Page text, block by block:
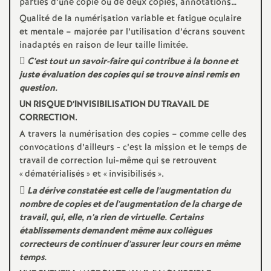
e
o
n
d
d
e
g
r
Qualité de la numérisation variable et fatigue oculaire
et mentale – majorée par l’utilisation d’écrans souvent
inadaptés en raison de leur taille limitée.
 C’est tout un savoir-faire qui contribue à la bonne et
juste évaluation des copies qui se trouve ainsi remis en
question.
UN RISQUE D’INVISIBILISATION DU TRAVAIL DE
CORRECTION.
A travers la numérisation des copies – comme celle des
convocations d’ailleurs - c’est la mission et le temps de
travail de correction lui-même qui se retrouvent
«dématérialisés» et «invisibilisés».
 La dérive constatée est celle de l’augmentation du
nombre de copies et de l’augmentation de la charge de
travail, qui, elle, n’a rien de virtuelle. Certains
établissements demandent même aux collègues
correcteurs de continuer d’assurer leur cours en même
temps.